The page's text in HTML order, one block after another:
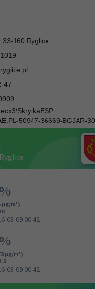
33-160 Ryglice
47
SkrytkaESP
50947-36669-BGJAR-30